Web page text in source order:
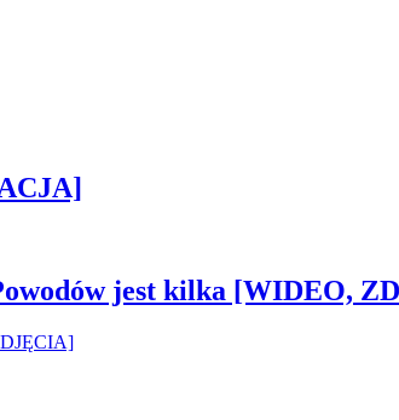
jest kilka [WIDEO,